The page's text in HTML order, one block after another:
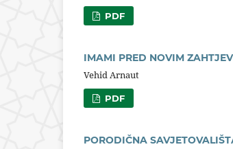
PDF
IMAMI PRED NOVIM
Vehid Arnaut
PDF
PORODIČNA